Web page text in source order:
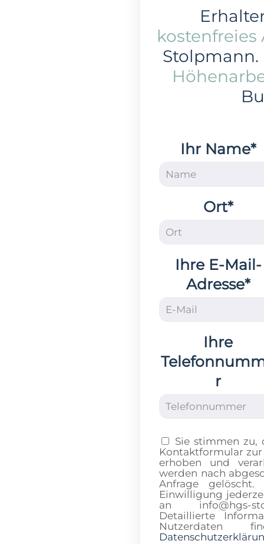
kostenfreies
Ihr Name*
Ort*
Ihre E-Mail-
Adresse*
Ihre
r
Sie stimmen zu,
Kontaktformular
erhoben und
werden nach
Anfrage
Einwilligung
an info@hgs-
Detaillierte